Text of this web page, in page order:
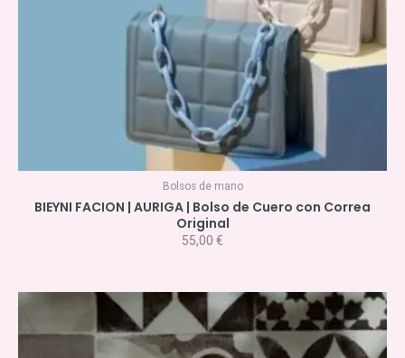
Bolsos de mano
BIEYNI FACION | AURIGA | Bolso de Cuero con Correa
Original
55,00 €